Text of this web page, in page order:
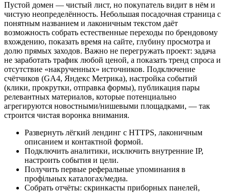
Пустой домен — чистый лист, но покупатель видит в нём и
чистую неопределённость. Небольшая посадочная страница с
понятным названием и лаконичным текстом даёт
возможность собрать естественные переходы по брендовому
вхождению, показать время на сайте, глубину просмотра и
долю прямых заходов. Важно не перегружать проект: задача
не заработать трафик любой ценой, а показать тренд спроса и
отсутствие «накрученных» источников. Подключение
счётчиков (GA4, Яндекс Метрика), настройка событий
(клики, прокрутки, отправка формы), публикация пары
релевантных материалов, которые потенциально
агрегируются новостными/нишевыми площадками, — так
строится чистая воронка внимания.
Развернуть лёгкий лендинг с HTTPS, лаконичным
описанием и контактной формой.
Подключить аналитики, исключить внутренние IP,
настроить события и цели.
Получить первые реферальные упоминания в
профільных каталогах/медиа.
Собрать отчёты: скринкасты приборных панелей,